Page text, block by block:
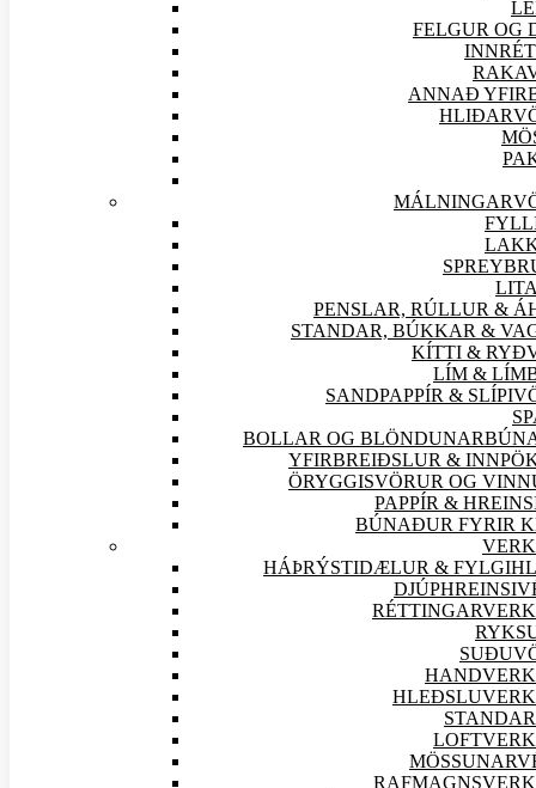
FELGUR OG
ANNAÐ
HLIÐAR
MÁLNINGAR
PENSLAR, RÚLLUR &
STANDAR, BÚKKAR &
KÍTTI &
LÍM &
SANDPAPPÍR & SLÍPI
BOLLAR OG
YFIRBREIÐSLUR &
ÖRYGGISVÖRUR OG
PAPPÍR &
BÚNAÐUR FYRIR
VERK
HÁÞRÝSTIDÆLUR &
RÉTTINGARVERK
SUÐU
HANDVERK
HLEÐSLUVERK
LOFTVERK
RAFMAGNSVERK